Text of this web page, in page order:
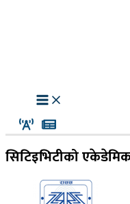
सिटिइभिटीको